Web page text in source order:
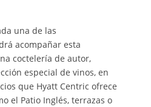
una de las
acompañar esta
coctelería de autor,
especial de vinos, en
que Hyatt Centric ofrece
el Patio Inglés, terrazas o